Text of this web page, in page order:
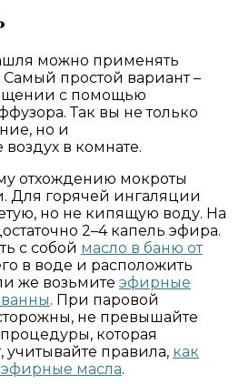
можно применять
простой вариант –
с помощью
Так вы не только
но и
в комнате.
отхождению мокроты
Для горячей ингаляции
но не кипящую воду. На
2–4 капель эфира.
с собой масло в баню от
в воде и расположить
же возьмите эфирные
. При паровой
не превышайте
которая
учитывайте правила, как
эфирные масла.